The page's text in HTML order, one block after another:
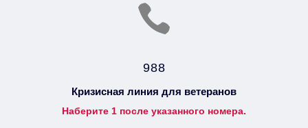

988
Кризисная линия для ветеранов
Наберите 1 после указанного номера.